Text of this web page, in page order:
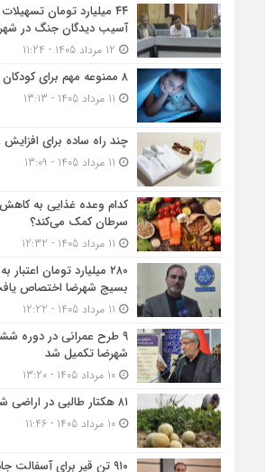
۴۴ میلیارد تومان
آسیب دیدگان جنگ در
۸ ممنوعه مهم برای کودکان قبل از خواب
چند راه ساده برای
کدام وعده غذایی به کاهش
سرطان کمک می‌کند؟
۲۸۰ میلیارد تومان
بسیج شهرضا اختصاص
۹ طرح عمرانی در دوره
شهرضا تکمیل شد
10 مرداد 1405 - 13:20
۸۱ هکتار طالبی در اراضی شهرضا کشت شد
10 مرداد 1405 - 11:46
۹۱۰ تن قیر برای